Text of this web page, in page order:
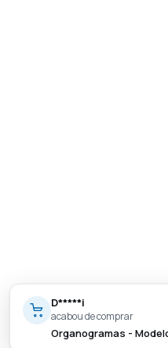
D*****i
acabou de comprar
Organogramas -